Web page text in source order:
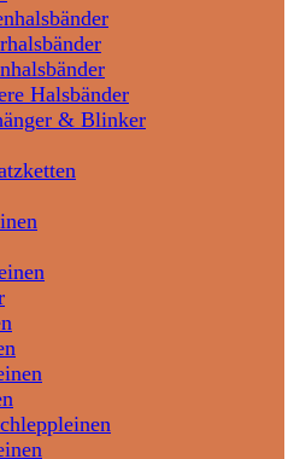
Halsbänder
& Blinker